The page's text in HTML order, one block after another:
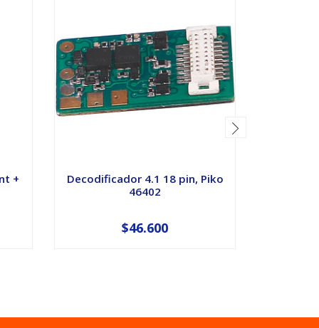
+
Decodificador 4.1 18 pin, Piko
46402
$46.600